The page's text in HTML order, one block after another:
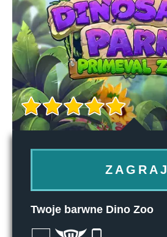
ZAGRAJ
Twoje barwne Dino Zoo